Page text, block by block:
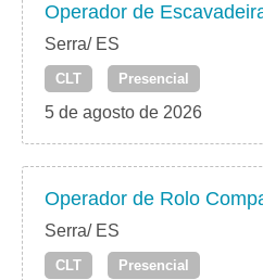
Operador de
Serra/ ES
CLT Presencial
5 de agosto de 2026
Operador de Rolo
Serra/ ES
CLT Presencial